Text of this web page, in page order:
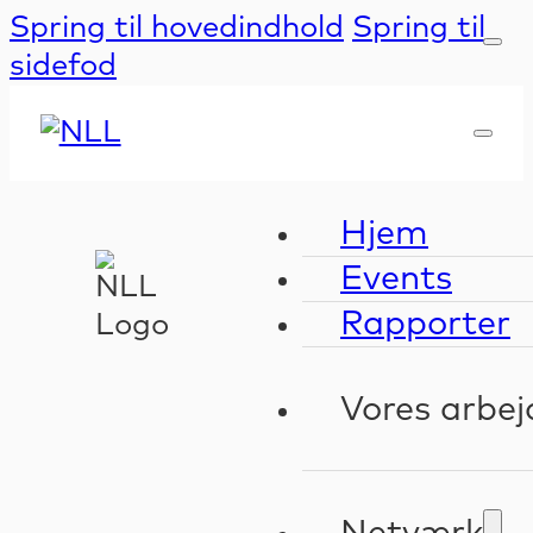
Spring til hovedindhold Spring til
sidefod
Hjem
Events
Rapporter
Vores